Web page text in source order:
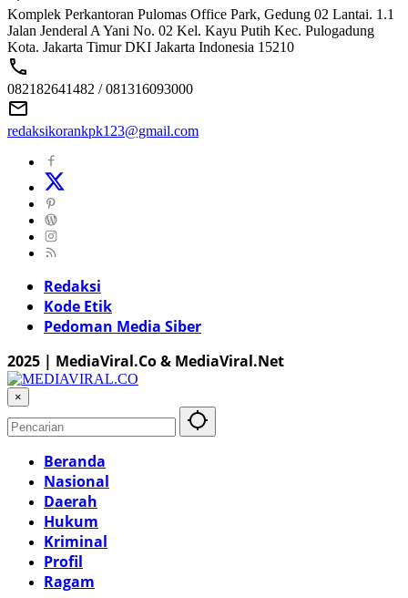
Komplek Perkantoran Pulomas Office Park, Gedung 02 Lantai. 1.1
Jalan Jenderal A Yani No. 02 Kel. Kayu Putih Kec. Pulogadung
Kota. Jakarta Timur DKI Jakarta Indonesia 15210
082182641482 / 081316093000
redaksikorankpk123@gmail.com
Redaksi
Kode Etik
Pedoman Media Siber
2025 | MediaViral.Co & MediaViral.Net
×
Beranda
Nasional
Daerah
Hukum
Kriminal
Profil
Ragam